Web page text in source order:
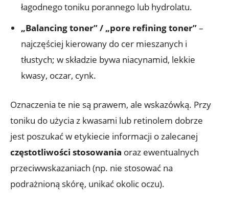
łagodnego toniku porannego lub hydrolatu.
„Balancing toner” / „pore refining toner”–
najczęściej kierowany do cer mieszanych i
tłustych; w składzie bywa niacynamid, lekkie
kwasy, oczar, cynk.
Oznaczenia te nie są prawem, ale wskazówką. Przy
toniku do użycia z kwasami lub retinolem dobrze
jest poszukać w etykiecie informacji o zalecanej
częstotliwości stosowania oraz ewentualnych
przeciwwskazaniach (np. nie stosować na
podrażnioną skórę, unikać okolic oczu).